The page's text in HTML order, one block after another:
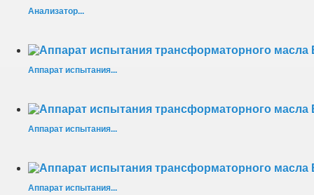
Анализатор...
Аппарат испытания...
Аппарат испытания...
Аппарат испытания...